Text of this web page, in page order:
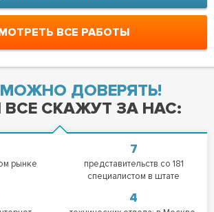
ВСЕ РАБОТЫ
ДОВЕРЯТЬ!
СКАЖУТ ЗА НАС:
рынке
7
представительств со 181
специалистом в штате
4